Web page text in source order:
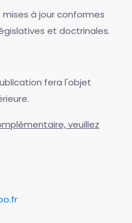
à jour conformes
et doctrinales.
fera l'objet
veuillez